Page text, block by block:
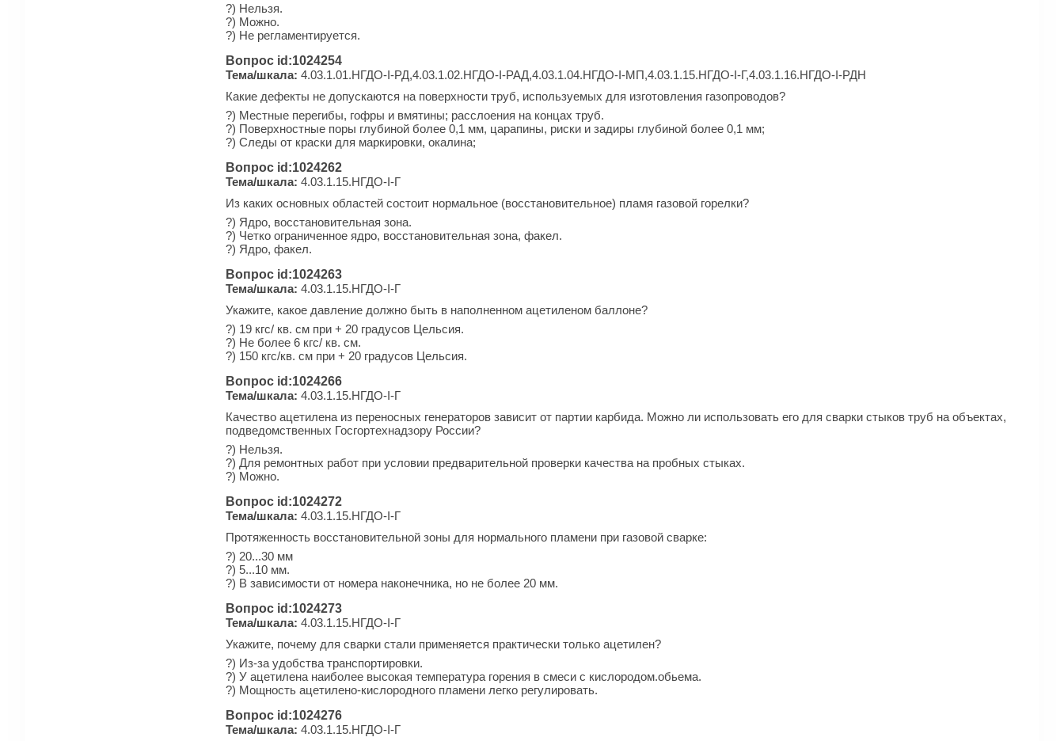
?) Нельзя.
?) Можно.
?) Не регламентируется.
Вопрос id:1024254
Тема/шкала: 4.03.1.01.НГДО-I-РД,4.03.1.02.НГДО-I-РАД,4.03.1.04.НГДО-I-МП,4.03.1.15.НГДО-I-Г,4.03.1.16.НГДО-I-РДН
Какие дефекты не допускаются на поверхности труб, используемых для изготовления газопроводов?
?) Местные перегибы, гофры и вмятины; расслоения на концах труб.
?) Поверхностные поры глубиной более 0,1 мм, царапины, риски и задиры глубиной более 0,1 мм;
?) Следы от краски для маркировки, окалина;
Вопрос id:1024262
Тема/шкала: 4.03.1.15.НГДО-I-Г
Из каких основных областей состоит нормальное (восстановительное) пламя газовой горелки?
?) Ядро, восстановительная зона.
?) Четко ограниченное ядро, восстановительная зона, факел.
?) Ядро, факел.
Вопрос id:1024263
Тема/шкала: 4.03.1.15.НГДО-I-Г
Укажите, какое давление должно быть в наполненном ацетиленом баллоне?
?) 19 кгс/ кв. см при + 20 градусов Цельсия.
?) Не более 6 кгс/ кв. см.
?) 150 кгс/кв. см при + 20 градусов Цельсия.
Вопрос id:1024266
Тема/шкала: 4.03.1.15.НГДО-I-Г
Качество ацетилена из переносных генераторов зависит от партии карбида. Можно ли использовать его для сварки стыков труб на объектах,
подведомственных Госгортехнадзору России?
?) Нельзя.
?) Для ремонтных работ при условии предварительной проверки качества на пробных стыках.
?) Можно.
Вопрос id:1024272
Тема/шкала: 4.03.1.15.НГДО-I-Г
Протяженность восстановительной зоны для нормального пламени при газовой сварке:
?) 20...30 мм
?) 5...10 мм.
?) В зависимости от номера наконечника, но не более 20 мм.
Вопрос id:1024273
Тема/шкала: 4.03.1.15.НГДО-I-Г
Укажите, почему для сварки стали применяется практически только ацетилен?
?) Из-за удобства транспортировки.
?) У ацетилена наиболее высокая температура горения в смеси с кислородом.обьема.
?) Мощность ацетилено-кислородного пламени легко регулировать.
Вопрос id:1024276
Тема/шкала: 4.03.1.15.НГДО-I-Г